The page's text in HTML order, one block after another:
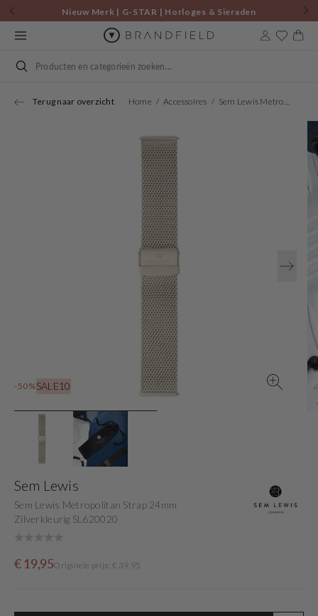
Skip to
content
Nieuw Merk | G-STAR | Horloges & Sieraden
Cart
Search
Terug naar overzicht Home Accessoires Sem Lewis Metropolitan Strap 24mm Zilverkleurig SL620020
-50%SALE10
media
1
in
gallery
view
Sem Lewis
Sem Lewis Metropolitan Strap 24mm
Zilverkleurig SL620020
Sale
€ 19,95
OrigineleOriginele prijs: € 39,95